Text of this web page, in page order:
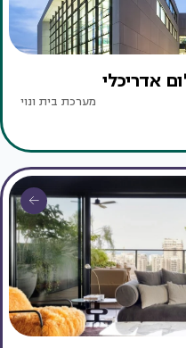
אדריכלי
מערכת בית ונוי